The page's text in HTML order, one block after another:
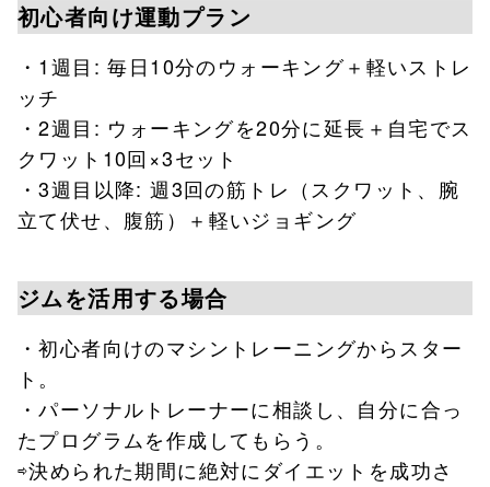
初心者向け運動プラン
・1週目: 毎日10分のウォーキング＋軽いストレ
ッチ
・2週目: ウォーキングを20分に延長＋自宅でス
クワット10回×3セット
・3週目以降: 週3回の筋トレ（スクワット、腕
立て伏せ、腹筋）＋軽いジョギング
ジムを活用する場合
・初心者向けのマシントレーニングからスター
ト。
・パーソナルトレーナーに相談し、自分に合っ
たプログラムを作成してもらう。
⇨決められた期間に絶対にダイエットを成功さ